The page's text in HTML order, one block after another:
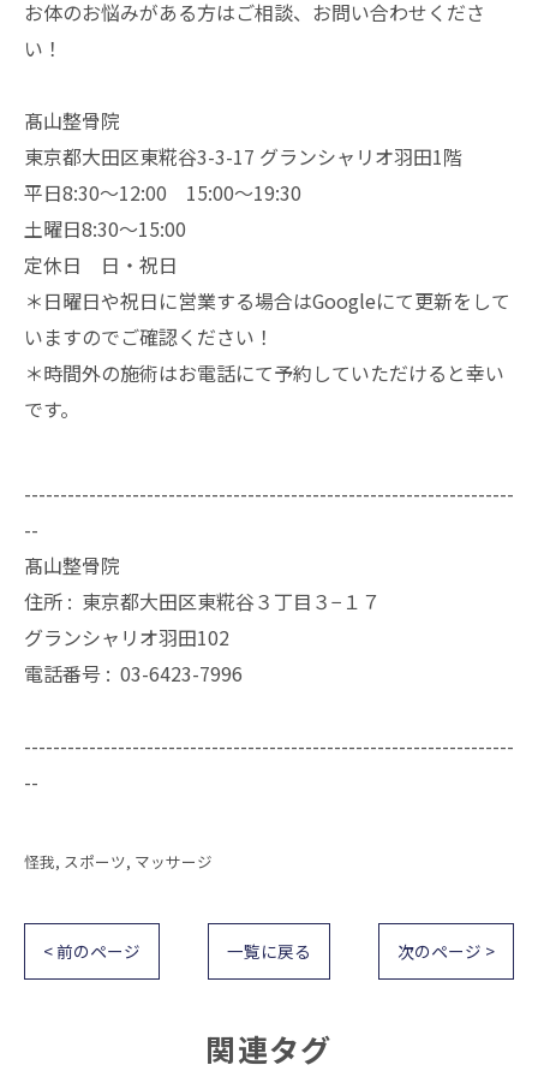
お体のお悩みがある方はご相談、お問い合わせくださ
い！
髙山整骨院
東京都大田区東糀谷3-3-17 グランシャリオ羽田1階
平日8:30～12:00 15:00～19:30
土曜日8:30～15:00
定休日 日・祝日
＊日曜日や祝日に営業する場合はGoogleにて更新をして
いますのでご確認ください！
＊時間外の施術はお電話にて予約していただけると幸い
です。
--------------------------------------------------------------------
--
髙山整骨院
住所 : 東京都大田区東糀谷３丁目３−１７
グランシャリオ羽田102
電話番号 : 03-6423-7996
--------------------------------------------------------------------
--
怪我 スポーツ マッサージ
< 前のページ 一覧に戻る 次のページ >
関連タグ